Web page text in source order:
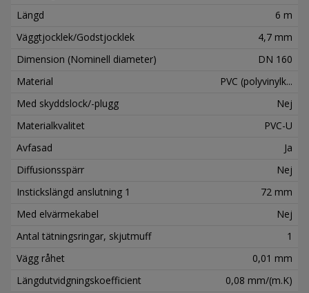
Längd
6 m
Väggtjocklek/Godstjocklek
4,7 mm
Dimension (Nominell diameter)
DN 160
Material
PVC (polyvinylk...
Med skyddslock/-plugg
Nej
Materialkvalitet
PVC-U
Avfasad
Ja
Diffusionsspärr
Nej
Instickslängd anslutning 1
72 mm
Med elvärmekabel
Nej
Antal tätningsringar, skjutmuff
1
Vägg råhet
0,01 mm
Längdutvidgningskoefficient
0,08 mm/(m.K)